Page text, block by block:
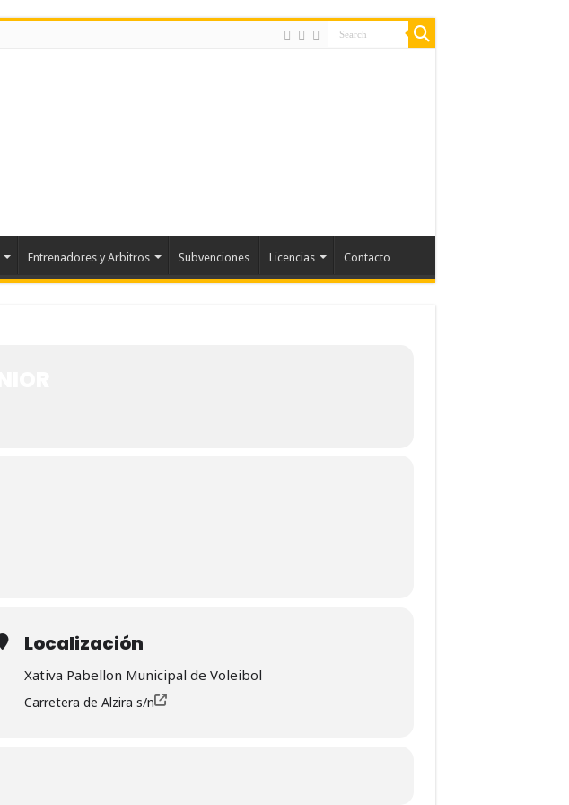
Entrenadores y Arbitros Subvenciones Licencias Contacto
Localización
Xativa Pabellon Municipal de Voleibol
Carretera de Alzira s/n